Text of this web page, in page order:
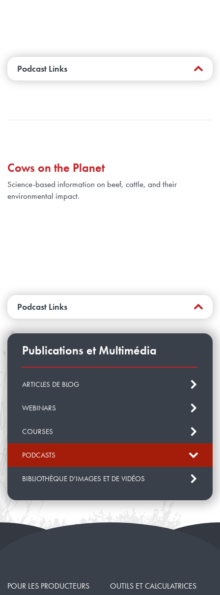
Podcast Links
information.
Cows on the Planet
Science-based information on beef, cattle, and their
environmental impact.
Podcast Links
Website:https://cows-on-the-
Instagram:
ReadBCRC’s Fact Sheet
Publications et Multimédia
ARTICLES DE BLOG
WEBINARS
COURSES
PODCASTS
BIBLIOTHÈQUE D’IMAGES ET DE VIDÉOS
POUR LES PRODUCTEURS OUTILS ET CALCULATRICES